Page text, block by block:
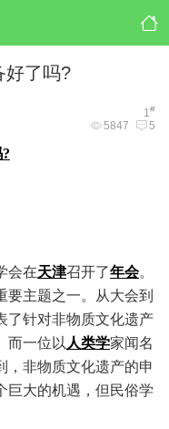
好了吗?
1#
5847 5
会在天津召开了年会。
要主题之一。从大会到
了针对非物质文化遗产
而一位以 人类学家闻名
，非物质文化遗产的申
巨大的机遇，但民俗学